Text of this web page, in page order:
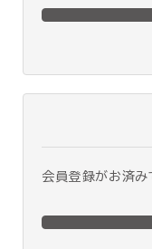
会員登録がお済み